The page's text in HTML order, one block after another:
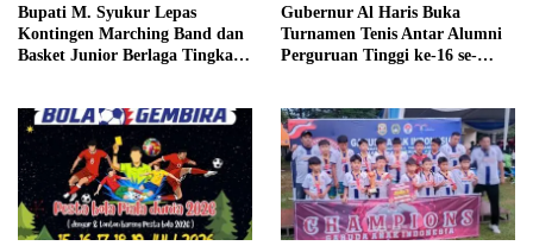
Bupati M. Syukur Lepas
Kontingen Marching Band dan
Basket Junior Berlaga Tingkat
Gubernur Al Haris Buka
Turnamen Tenis Antar Alumni
Perguruan Tinggi ke-16 se-